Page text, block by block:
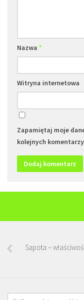
Nazwa *
Witryna internetowa
Zapamiętaj moje
kolejnych
Sapota –